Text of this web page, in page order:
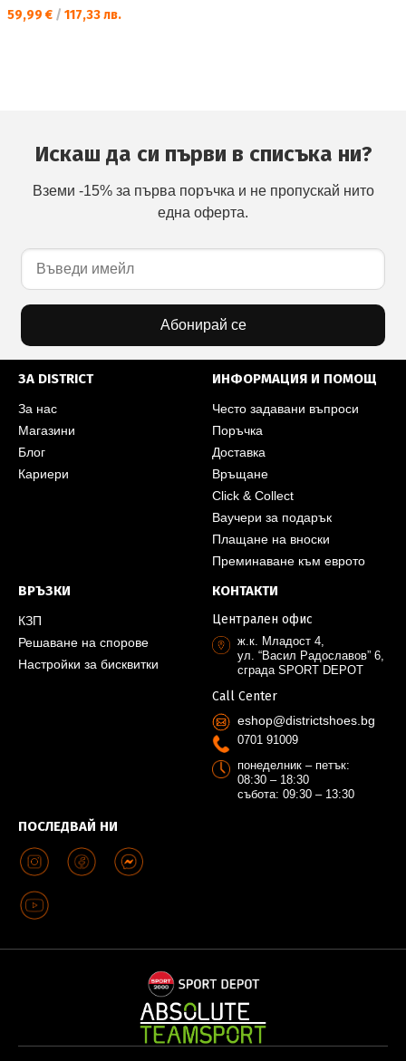
Текуща цена:
59,99 € / 117,33 лв.
Искаш да си първи в списъка ни?
Вземи -15% за първа поръчка и не пропускай нито
една оферта.
Абонирай се
ЗА DISTRICT
За нас
Магазини
Блог
Кариери
ИНФОРМАЦИЯ И ПОМОЩ
Често задавани въпроси
Поръчка
Доставка
Връщане
Click & Collect
Ваучери за подарък
Плащане на вноски
Преминаване към еврото
ВРЪЗКИ
КЗП
Решаване на спорове
Настройки за бисквитки
ПОСЛЕДВАЙ НИ
КОНТАКТИ
Централен офис
ж.к. Младост 4,
ул. “Васил Радославов” 6,
сграда SPORT DEPOT
Call Center
eshop@districtshoes.bg
0701 91009
понеделник – петък:
08:30 – 18:30
събота: 09:30 – 13:30